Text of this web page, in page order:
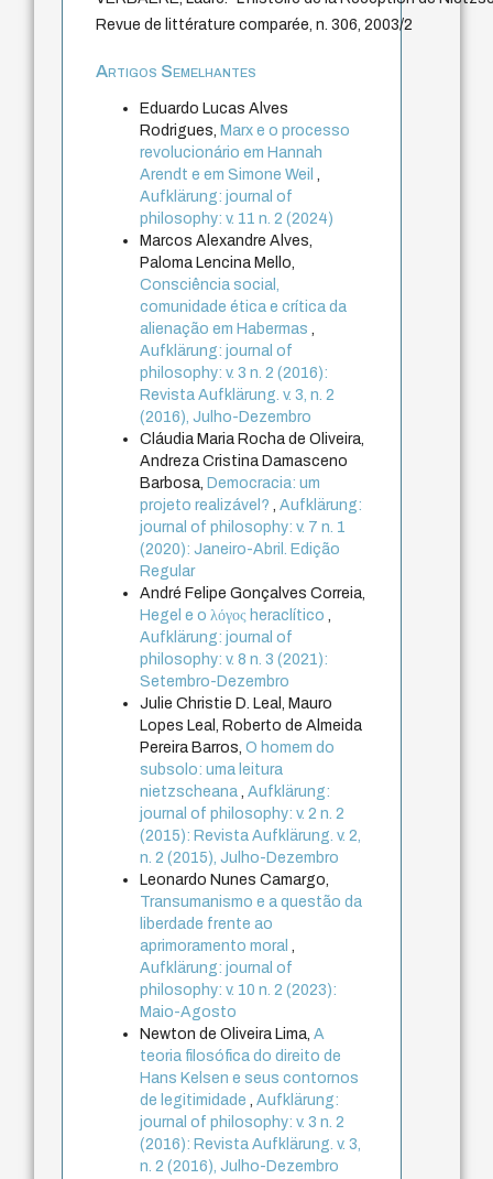
Revue de littérature comparée, n. 306, 2003/2
Artigos Semelhantes
Eduardo Lucas Alves
Rodrigues, Marx e o processo
revolucionário em Hannah
Arendt e em Simone Weil,
Aufklärung: journal of
philosophy: v. 11 n. 2 (2024)
Marcos Alexandre Alves,
Paloma Lencina Mello,
Consciência social,
comunidade ética e crítica da
alienação em Habermas,
Aufklärung: journal of
philosophy: v. 3 n. 2 (2016):
Revista Aufklärung. v. 3, n. 2
(2016), Julho-Dezembro
Cláudia Maria Rocha de Oliveira,
Andreza Cristina Damasceno
Barbosa, Democracia: um
projeto realizável?,Aufklärung:
journal of philosophy: v. 7 n. 1
(2020): Janeiro-Abril. Edição
Regular
André Felipe Gonçalves Correia,
Hegel e o λόγος heraclítico,
Aufklärung: journal of
philosophy: v. 8 n. 3 (2021):
Setembro-Dezembro
Julie Christie D. Leal, Mauro
Lopes Leal, Roberto de Almeida
Pereira Barros,O homem do
subsolo: uma leitura
nietzscheana,Aufklärung:
journal of philosophy: v. 2 n. 2
(2015): Revista Aufklärung. v. 2,
n. 2 (2015), Julho-Dezembro
Leonardo Nunes Camargo,
Transumanismo e a questão da
liberdade frente ao
aprimoramento moral,
Aufklärung: journal of
philosophy: v. 10 n. 2 (2023):
Maio-Agosto
Newton de Oliveira Lima,A
teoria filosófica do direito de
Hans Kelsen e seus contornos
de legitimidade,Aufklärung:
journal of philosophy: v. 3 n. 2
(2016): Revista Aufklärung. v. 3,
n. 2 (2016), Julho-Dezembro